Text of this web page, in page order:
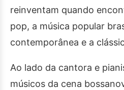
reinventam quando
pop, a música popular
contemporânea e a
Ao lado da cantora e
músicos da cena